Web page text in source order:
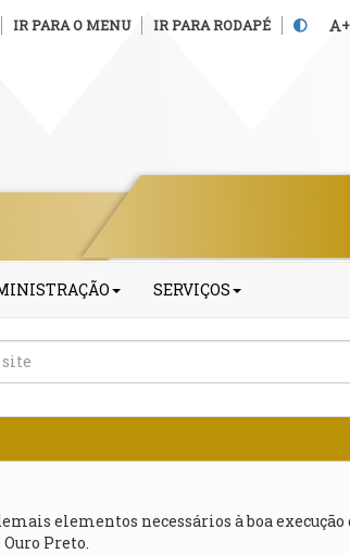
IR PARA O MENU IR PARA RODAPÉ +
SERVIÇOS
elementos necessários à boa execução
Preto.